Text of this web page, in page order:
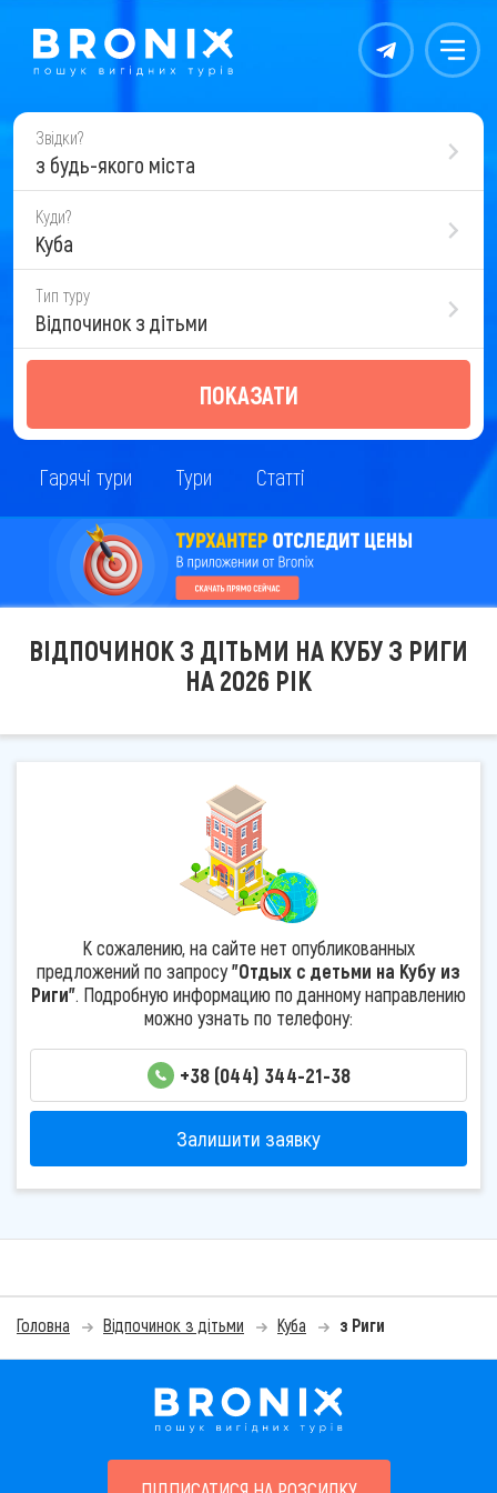
Контакты Меню
Звідки?
з будь-якого міста
Куди?
Куба
Тип туру
Відпочинок з дітьми
ПОКАЗАТИ
Гарячі тури Тури Статті
ВІДПОЧИНОК З ДІТЬМИ НА КУБУ З РИГИ
НА 2026 РІК
К сожалению, на сайте нет опубликованных
предложений по запросу"Отдых с детьми на Кубу из
Риги". Подробную информацию по данному направлению
можно узнать по телефону:
+38 (044) 344-21-38
Залишити заявку
Головна Відпочинок з дітьми Куба з Риги